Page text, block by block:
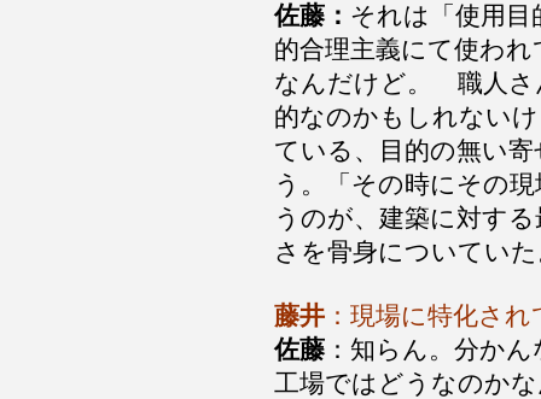
佐藤： それは「使用目
的合理主義にて使わ
なんだけど。 職人さ
的なのかもしれない
ている、目的の無い
う。「その時にその
うのが、建築に対す
さを骨身についてい
藤井 ：現場に特化さ
佐藤 ：知らん。分か
工場ではどうなのか